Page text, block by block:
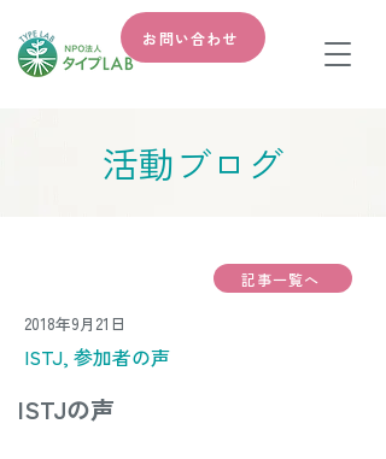
お問い合わせ
​活動ブログ
記事一覧へ
2018年9月21日
ISTJ, 参加者の声
ISTJの声